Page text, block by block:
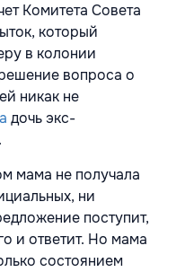
Комитета Совета
который
в колонии
вопроса о
никак не
дочь экс-
мама не получала
ни
поступит,
и ответит. Но мама
состоянием